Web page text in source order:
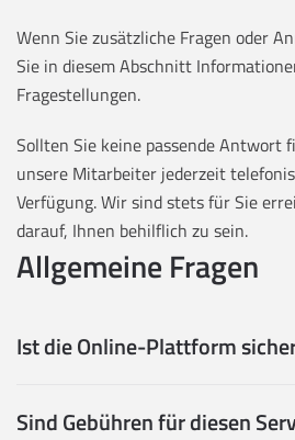
Wenn Sie zusätzliche Fragen oder
Sie in diesem Abschnitt
Fragestellungen.
Sollten Sie keine passende Antwort
unsere Mitarbeiter jederzeit
Verfügung. Wir sind stets für Sie
darauf, Ihnen behilflich zu sein.
Allgemeine Fragen
Ist die Online-Plattform
Sind Gebühren für diesen